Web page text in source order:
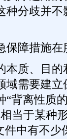
种分歧并
障措施在
质、目的
域需要建
背离性质的
当于某种
件中有不